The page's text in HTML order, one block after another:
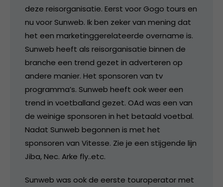
deze reisorganisatie. Eerst voor Gogo tours en
nu voor Sunweb. Ik ben zeker van mening dat
het een marketinggerelateerde overname is.
Sunweb heeft als reisorganisatie binnen de
branche een trend gezet in adverteren op
andere manier. Het sponsoren van tv
programma’s. Sunweb heeft ook weer een
trend in voetballand gezet. OAd was een van
de weinige sponsoren in het betaald voetbal.
Nadat Sunweb begonnen is met het
sponsoren van Vitesse. Zie je een stijgende lijn
Jiba, Nec. Arke fly..etc.
Sunweb was ook de eerste touroperator met